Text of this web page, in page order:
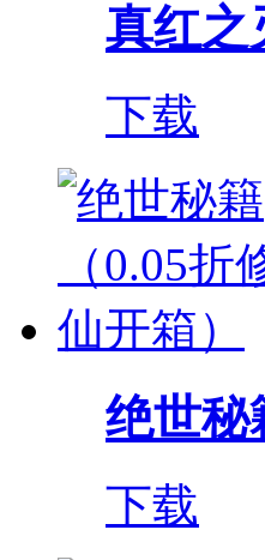
真红之
下载
绝世秘
下载